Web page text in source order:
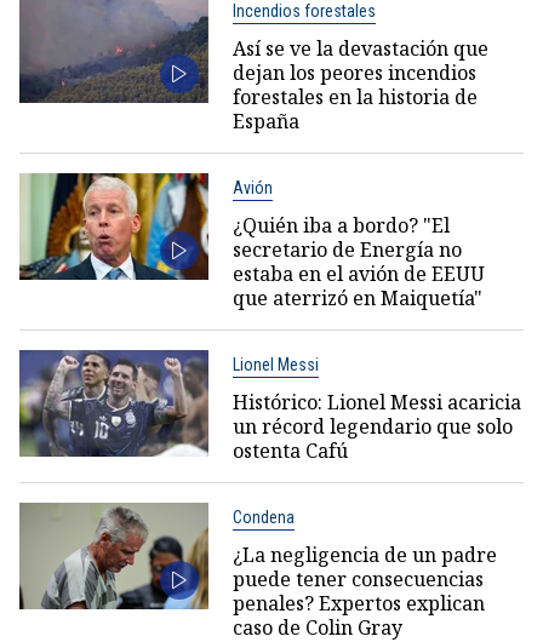
Incendios forestales
Así se ve la devastación que
dejan los peores incendios
forestales en la historia de
España
Avión
¿Quién iba a bordo? "El
secretario de Energía no
estaba en el avión de EEUU
que aterrizó en Maiquetía"
Lionel Messi
Histórico: Lionel Messi acaricia
un récord legendario que solo
ostenta Cafú
Condena
¿La negligencia de un padre
puede tener consecuencias
penales? Expertos explican
caso de Colin Gray